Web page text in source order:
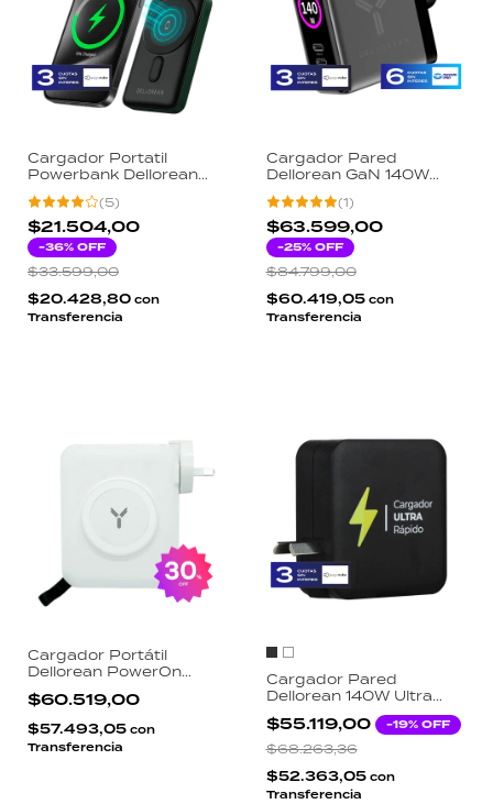
Cargador Portatil
Powerbank Dellorean
PowerOn 10000mAh
20W PD Magsafe Carga
Inalambrica Reloj Display
Digital USB-C
(5)
$21.504,00
-36% OFF
$33.599,00
$20.428,80 con
Transferencia
Cargador Pared
Dellorean GaN 140W
Display LCD Macbook
Pro Notebook Gaming 3
Salidas USB-C USB-A
(1)
$63.599,00
-25% OFF
$84.799,00
$60.419,05 con
Transferencia
Cargador Portátil
Dellorean PowerOn
Travel 15000mAh 65W
4 en 1 Magsafe Enchufe
Rebatible Carga
Notebook USB-C
$60.519,00
$57.493,05 con
Transferencia
Cargador Pared
Dellorean 140W Ultra
Rápido 4 Salidas USB-C
USB Macbook iPhone
Notebook
$55.119,00 -19% OFF
$68.263,36
$52.363,05 con
Transferencia